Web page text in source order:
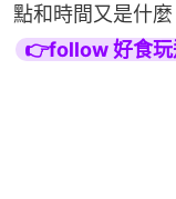
點和時間又是什麼
👉follow 好食玩